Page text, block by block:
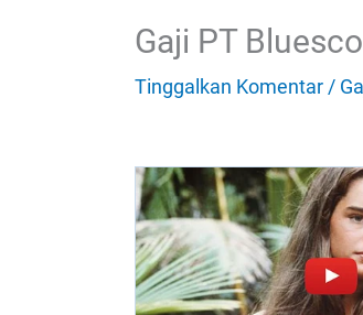
Gaji PT
Tinggalkan Komentar/